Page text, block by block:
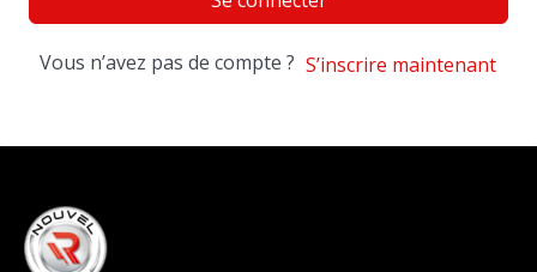
Vous n’avez pas de compte ? S’inscrire maintenant